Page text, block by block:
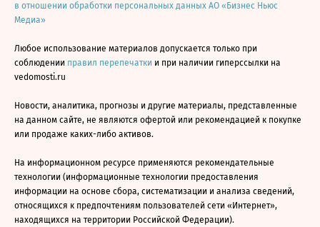
в отношении обработки персональных данных АО «Бизнес Ньюс
Медиа»
Любое использование материалов допускается только при
соблюдении правил перепечатки и при наличии гиперссылки на
vedomosti.ru
Новости, аналитика, прогнозы и другие материалы, представленные
на данном сайте, не являются офертой или рекомендацией к покупке
или продаже каких-либо активов.
На информационном ресурсе применяются рекомендательные
технологии (информационные технологии предоставления
информации на основе сбора, систематизации и анализа сведений,
относящихся к предпочтениям пользователей сети «Интернет»,
находящихся на территории Российской Федерации).